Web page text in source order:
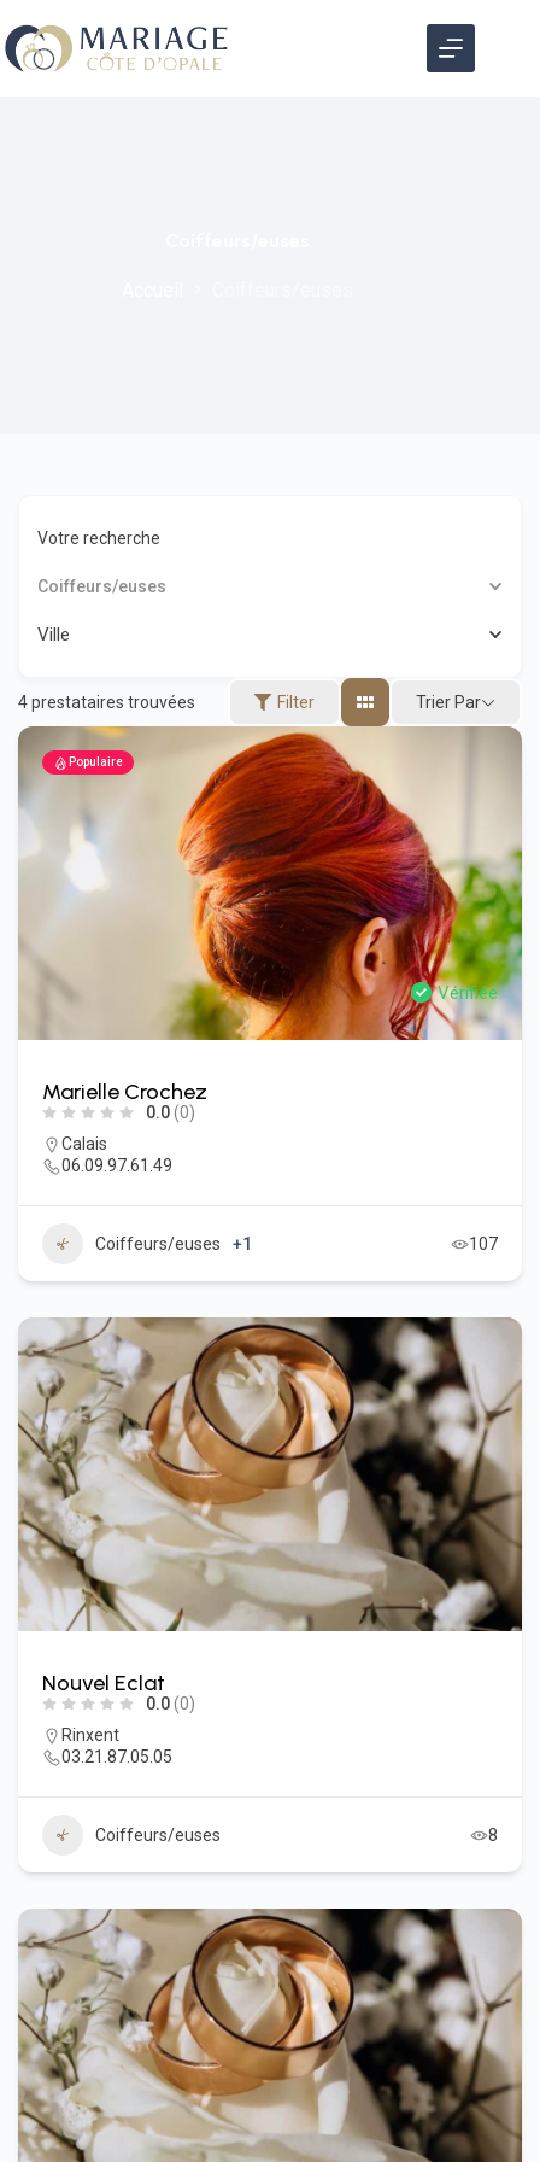
Votre recherche
Coiffeurs/euses
Ville
4prestataires trouvées Filter Trier Par
Populaire
Vérifiée
Marielle Crochez
0.0(0)
Calais
06.09.97.61.49
Coiffeurs/euses +1 107
Nouvel Eclat
0.0(0)
Rinxent
03.21.87.05.05
Coiffeurs/euses 8